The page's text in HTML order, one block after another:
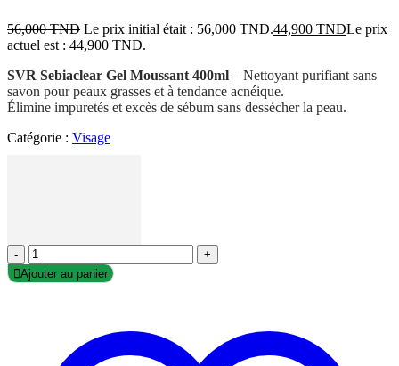
56,000TND Le prix initial était : 56,000 TND.44,900 TNDLe prix
actuel est : 44,900 TND.
SVR Sebiaclear Gel Moussant 400ml – Nettoyant purifiant sans
savon pour peaux grasses et à tendance acnéique.
Élimine impuretés et excès de sébum sans dessécher la peau.
Catégorie : Visage
-
+
Ajouter au panier